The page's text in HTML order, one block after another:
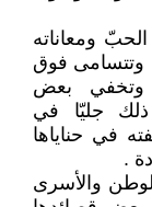
ومعاناته
وتتسامى فوق
وتخفي بعض
ذلك جليّا في
في حناياها
.
والأسرى